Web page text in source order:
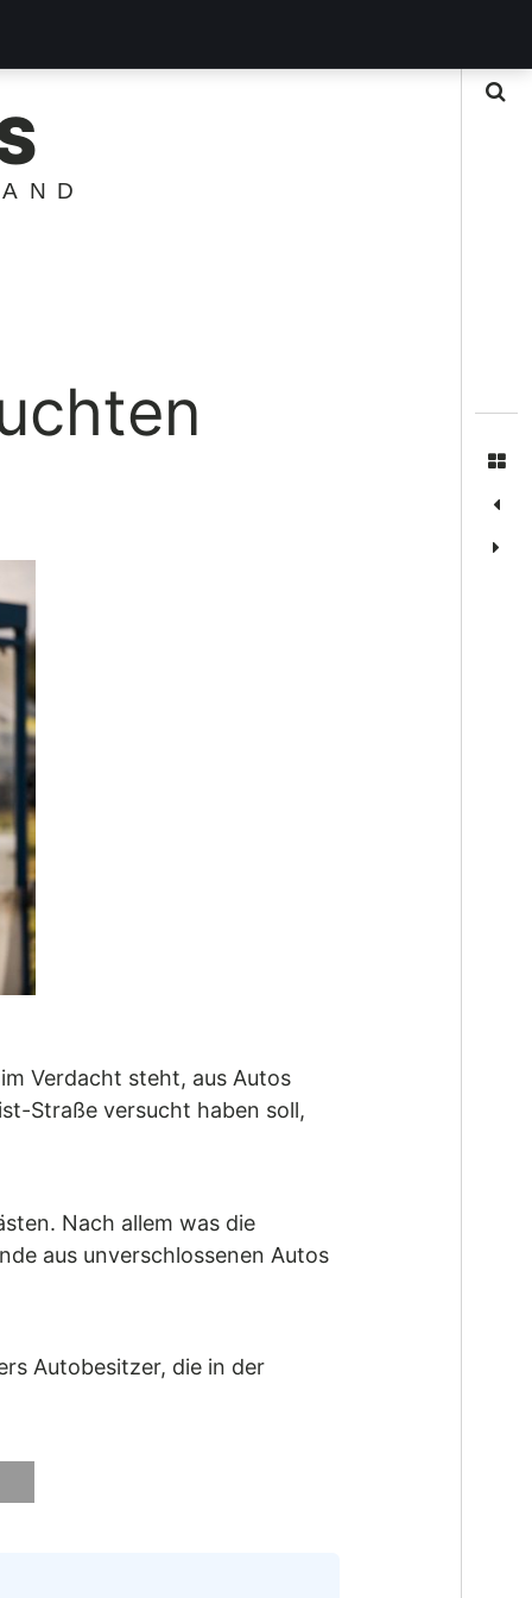
Verdacht steht, aus Autos
Straße versucht haben soll,
Nach allem was die
aus unverschlossenen Autos
Autobesitzer, die in der